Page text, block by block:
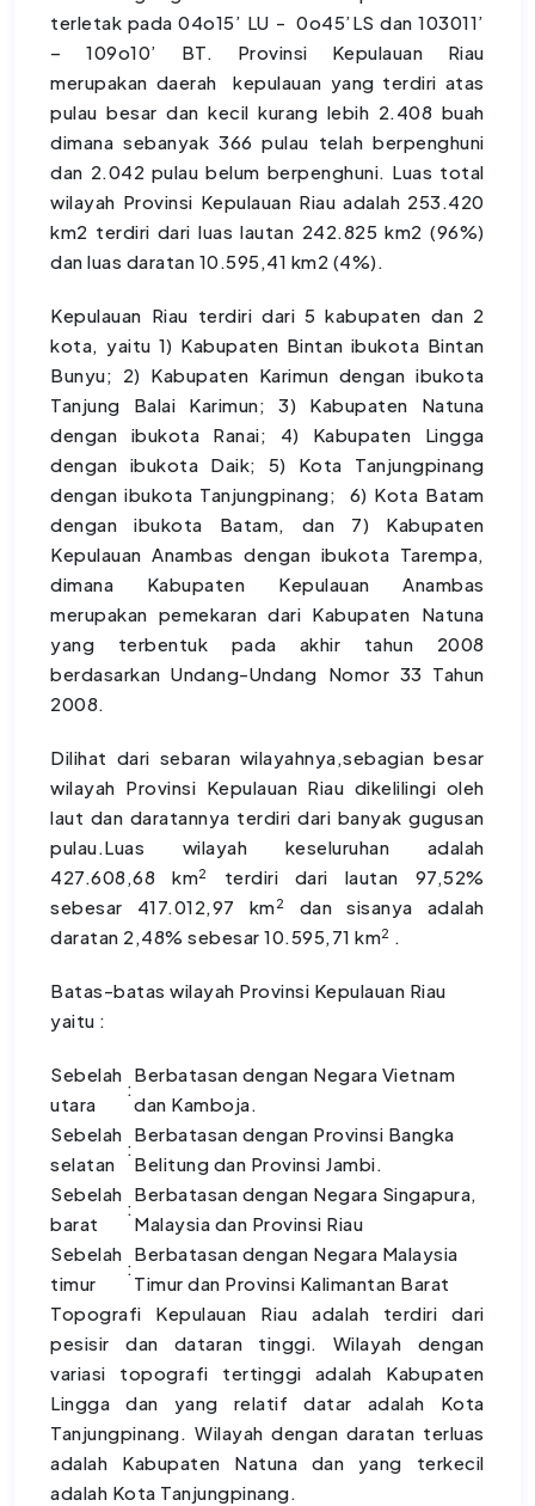
terletak pada 04o15’ LU - 0o45’LS dan 103011’
– 109o10’ BT. Provinsi Kepulauan Riau
merupakan daerah kepulauan yang terdiri atas
pulau besar dan kecil kurang lebih 2.408 buah
dimana sebanyak 366 pulau telah berpenghuni
dan 2.042 pulau belum berpenghuni. Luas total
wilayah Provinsi Kepulauan Riau adalah 253.420
km2 terdiri dari luas lautan 242.825 km2 (96%)
dan luas daratan 10.595,41 km2 (4%).
Kepulauan Riau terdiri dari 5 kabupaten dan 2
kota, yaitu 1) Kabupaten Bintan ibukota Bintan
Bunyu; 2) Kabupaten Karimun dengan ibukota
Tanjung Balai Karimun; 3) Kabupaten Natuna
dengan ibukota Ranai; 4) Kabupaten Lingga
dengan ibukota Daik; 5) Kota Tanjungpinang
dengan ibukota Tanjungpinang; 6) Kota Batam
dengan ibukota Batam, dan 7) Kabupaten
Kepulauan Anambas dengan ibukota Tarempa,
dimana Kabupaten Kepulauan Anambas
merupakan pemekaran dari Kabupaten Natuna
yang terbentuk pada akhir tahun 2008
berdasarkan Undang-Undang Nomor 33 Tahun
2008.
Dilihat dari sebaran wilayahnya,sebagian besar
wilayah Provinsi Kepulauan Riau dikelilingi oleh
laut dan daratannya terdiri dari banyak gugusan
pulau.Luas wilayah keseluruhan adalah
427.608,68 km2
terdiri dari lautan 97,52%
sebesar 417.012,97 km2
dan sisanya adalah
daratan 2,48% sebesar 10.595,71 km2 .
Batas-batas wilayah Provinsi Kepulauan Riau
yaitu :
Sebelah
utara
:
Berbatasan dengan Negara Vietnam
dan Kamboja.
Sebelah
selatan
:
Berbatasan dengan Provinsi Bangka
Belitung dan Provinsi Jambi.
Sebelah
barat
:
Berbatasan dengan Negara Singapura,
Malaysia dan Provinsi Riau
Sebelah
timur
:
Berbatasan dengan Negara Malaysia
Timur dan Provinsi Kalimantan Barat
Topografi Kepulauan Riau adalah terdiri dari
pesisir dan dataran tinggi. Wilayah dengan
variasi topografi tertinggi adalah Kabupaten
Lingga dan yang relatif datar adalah Kota
Tanjungpinang. Wilayah dengan daratan terluas
adalah Kabupaten Natuna dan yang terkecil
adalah Kota Tanjungpinang.